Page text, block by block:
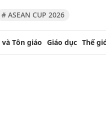
# ASEAN CUP 2026
Tôn giáo Giáo dục Thế